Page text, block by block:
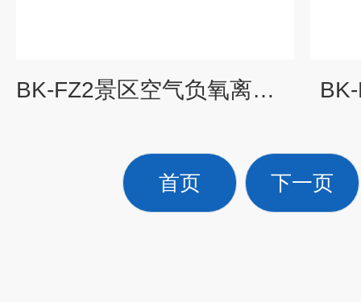
BK-FZ2景区空气负氧离子监测仪
首页 下一页